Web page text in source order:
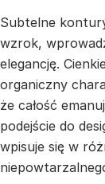
Subtelne
wzrok,
elegancję.
organiczny
że całość
podejście do
wpisuje się w